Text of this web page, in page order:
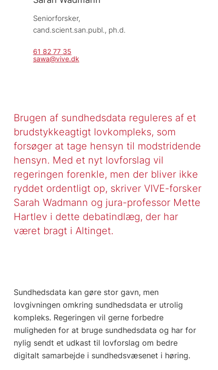
Seniorforsker,
cand.scient.san.publ., ph.d.
61 82 77 35
sawa@vive.dk
Brugen af sundhedsdata reguleres af et
brudstykkeagtigt lovkompleks, som
forsøger at tage hensyn til modstridende
hensyn. Med et nyt lovforslag vil
regeringen forenkle, men der bliver ikke
ryddet ordentligt op, skriver VIVE-forsker
Sarah Wadmann og jura-professor Mette
Hartlev i dette debatindlæg, der har
været bragt i Altinget.
Sundhedsdata kan gøre stor gavn, men
lovgivningen omkring sundhedsdata er utrolig
kompleks. Regeringen vil gerne forbedre
muligheden for at bruge sundhedsdata og har for
nylig sendt et udkast til lovforslag om bedre
digitalt samarbejde i sundhedsvæsenet i høring.